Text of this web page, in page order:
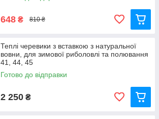
648 ₴ 810 ₴
Теплі черевики з вставкою з натуральної
вовни, для зимової риболовлі та полювання
41, 44, 45
Готово до відправки
2 250 ₴